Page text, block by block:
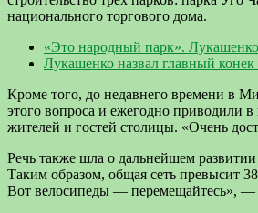
национального торгового дома.
«Это народный парк».
Лукашенко назвал главный
Кроме того, до недавнего времени в
этого вопроса и ежегодно приводили
жителей и гостей столицы. «Очень
Речь также шла о дальнейшем
Таким образом, общая сеть превысит
Вот велосипеды — перемещайтесь», —